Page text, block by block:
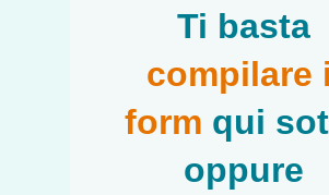
Ti basta
compilare
form qui
oppure